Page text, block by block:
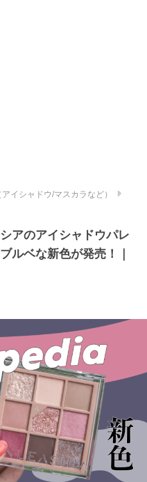
イシャドウ/マスカラなど）
アのアイシャドウパレ
ルベな新色が発売！｜